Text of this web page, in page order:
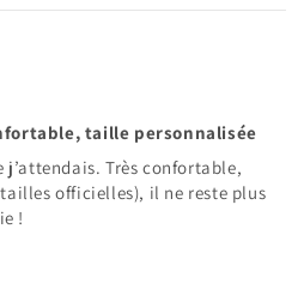
taille personnalisée
j’attendais. Très confortable,
officielles), il ne reste plus
!